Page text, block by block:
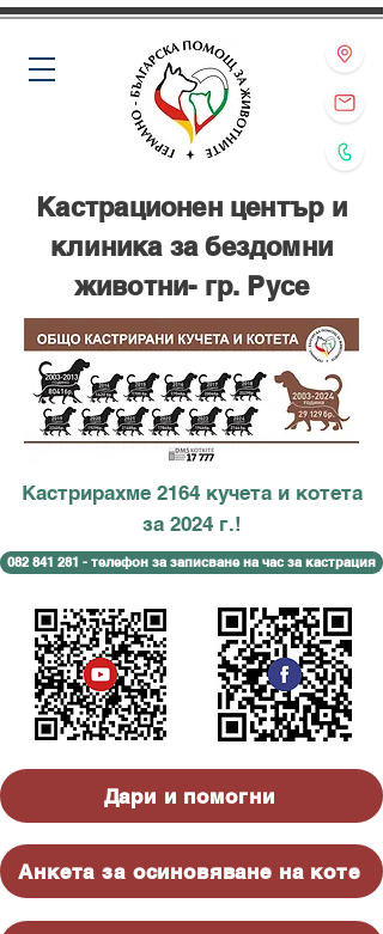
Кастрирахме 2164 кучета и котета
за 2024 г.!
082 841 281 - телефон за записване на час за кастрация
Кастрационен център и
клиника за бездомни
животни- гр. Русе
Дари и помогни
Анкета за осиновяване на коте